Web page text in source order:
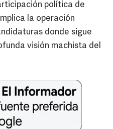
política de
la operación
donde sigue
visión machista del